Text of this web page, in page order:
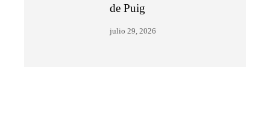
de Puig
julio 29, 2026